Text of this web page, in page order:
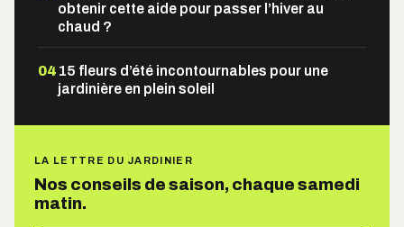
obtenir cette aide pour passer l’hiver au
chaud ?
04 15 fleurs d’été incontournables pour une
jardinière en plein soleil
LA LETTRE DU JARDINIER
Nos conseils de saison, chaque samedi
matin.